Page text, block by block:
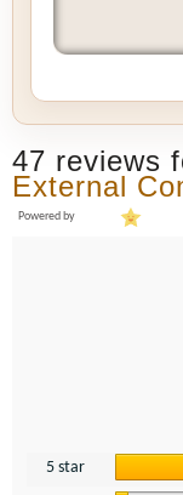
47 reviews
External
Powered by
5 star